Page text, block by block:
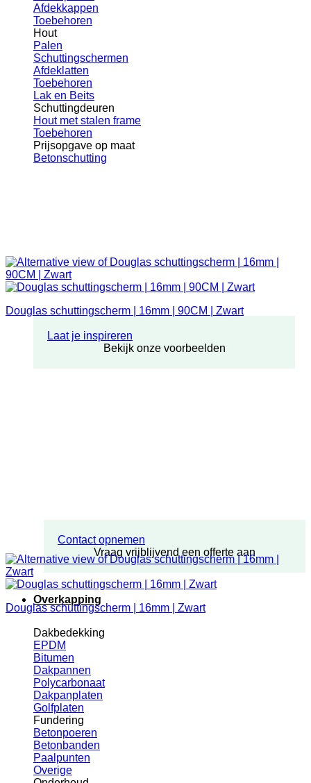
Afdekkappen
Toebehoren
Hout
Palen
Schuttingschermen
Afdeklatten
Toebehoren
Lak en Beits
Schuttingdeuren
Hout met stalen frame
Toebehoren
Prijsopgave op maat
Betonschutting
Laat je inspireren
Bekijk onze voorbeelden
Contact opnemen
Vraag vrijblijvend een offerte aan
Overkapping
Dakbedekking
EPDM
Bitumen
Dakpannen
Polycarbonaat
Dakpanplaten
Golfplaten
Fundering
Betonpoeren
Betonbanden
Paalpunten
Overige
Douglas schuttingscherm | 16mm | 90CM | Zwart
Douglas schuttingscherm | 16mm | Zwart